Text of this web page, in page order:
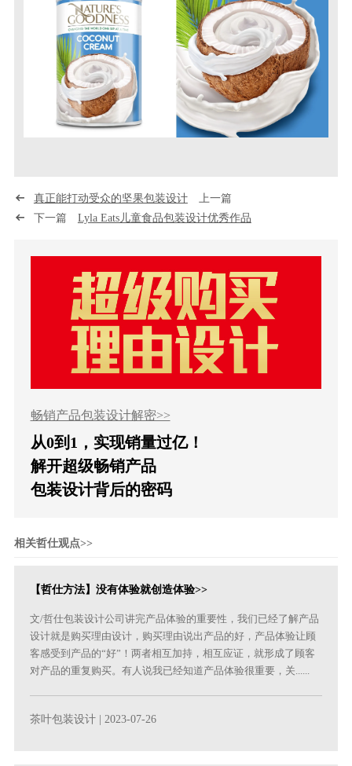
真正能打动受众的坚果包装设计上一篇
下一篇 Lyla Eats儿童食品包装设计优秀作品
畅销产品包装设计解密>>
从0到1，实现销量过亿！
解开超级畅销产品
包装设计背后的密码
相关哲仕观点>>
【哲仕方法】没有体验就创造体验>>
文/哲仕包装设计公司讲完产品体验的重要性，我们已经了解产品
设计就是购买理由设计，购买理由说出产品的好，产品体验让顾
客感受到产品的“好”！两者相互加持，相互应证，就形成了顾客
对产品的重复购买。有人说我已经知道产品体验很重要，关......
茶叶包装设计 | 2023-07-26